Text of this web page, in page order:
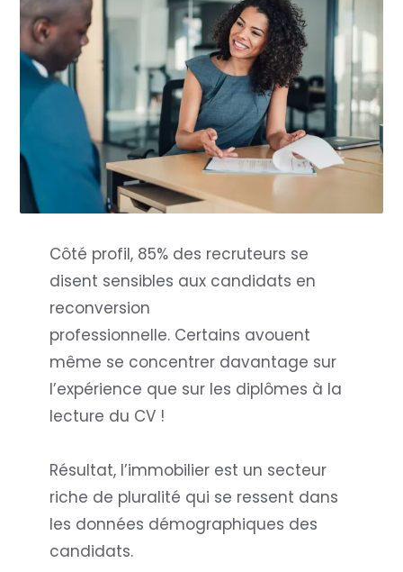
Côté profil, 85% des recruteurs se
disent sensibles aux candidats en
reconversion
professionnelle. Certains avouent
même se concentrer davantage sur
l’expérience que sur les diplômes à la
lecture du CV !
Résultat, l’immobilier est un secteur
riche de pluralité qui se ressent dans
les données démographiques des
candidats.